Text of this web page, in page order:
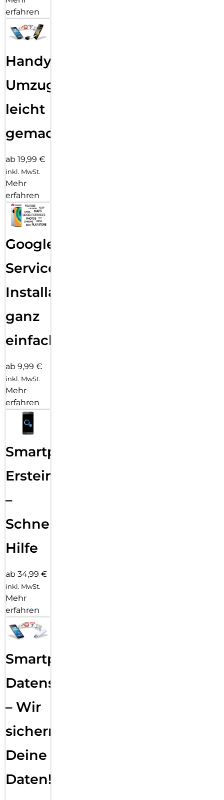
erfahren
Handy
Umzug
leicht
gemacht!
ab 19,99 €
inkl. MwSt.
Mehr
erfahren
Google
Services
Installation
ganz
einfach
ab 9,99 €
inkl. MwSt.
Mehr
erfahren
Smartphone
Ersteinrichtung
–
Schnelle
Hilfe
ab 34,99 €
inkl. MwSt.
Mehr
erfahren
Smartphone
Datensicherung
– Wir
sichern
Deine
Daten!